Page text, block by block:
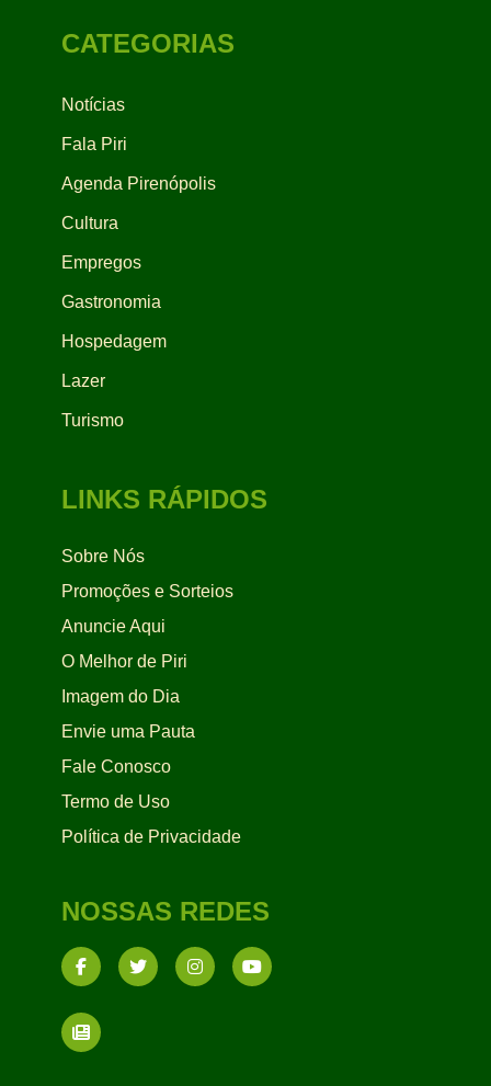
CATEGORIAS
Notícias
Fala Piri
Agenda Pirenópolis
Cultura
Empregos
Gastronomia
Hospedagem
Lazer
Turismo
LINKS RÁPIDOS
Sobre Nós
Promoções e Sorteios
Anuncie Aqui
O Melhor de Piri
Imagem do Dia
Envie uma Pauta
Fale Conosco
Termo de Uso
Política de Privacidade
NOSSAS REDES